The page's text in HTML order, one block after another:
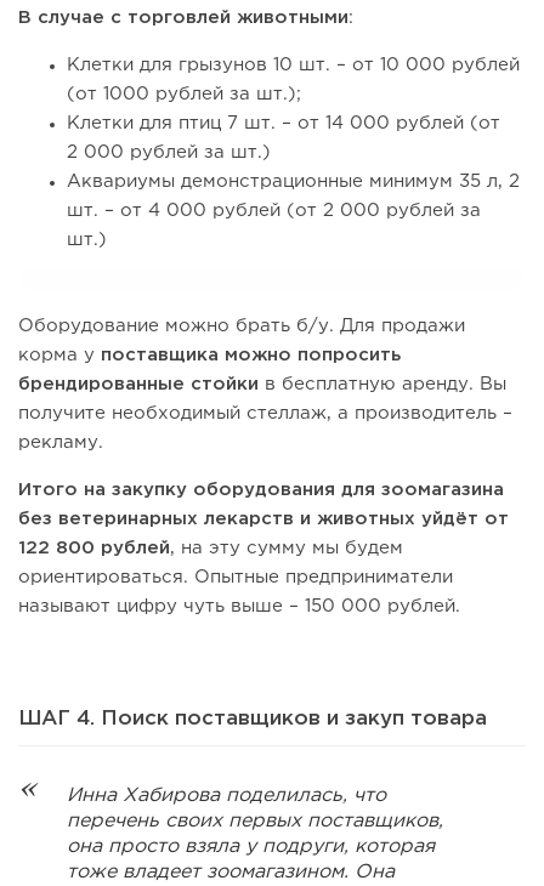
В случае с торговлей животными:
Клетки для грызунов 10 шт. – от 10 000 рублей
(от 1000 рублей за шт.);
Клетки для птиц 7 шт. – от 14 000 рублей (от
2 000 рублей за шт.)
Аквариумы демонстрационные минимум 35 л, 2
шт. – от 4 000 рублей (от 2 000 рублей за
шт.)
Оборудование можно брать б/у. Для продажи
корма у поставщика можно попросить
брендированные стойки в бесплатную аренду. Вы
получите необходимый стеллаж, а производитель –
рекламу.
Итого на закупку оборудования для зоомагазина
без ветеринарных лекарств и животных уйдёт от
122 800 рублей, на эту сумму мы будем
ориентироваться. Опытные предприниматели
называют цифру чуть выше – 150 000 рублей.
ШАГ 4. Поиск поставщиков и закуп товара
Инна Хабирова поделилась, что
перечень своих первых поставщиков,
она просто взяла у подруги, которая
тоже владеет зоомагазином. Она